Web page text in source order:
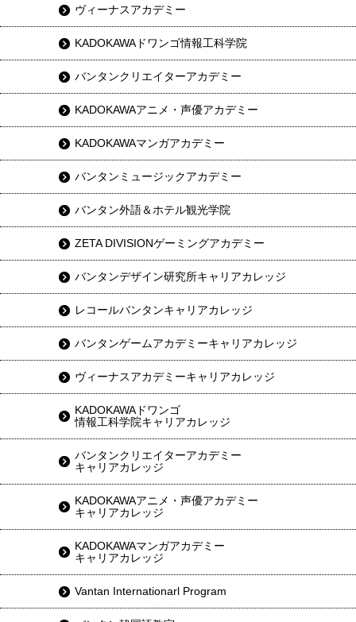
ヴィーナスアカデミー
KADOKAWAドワンゴ情報工科学院
バンタンクリエイターアカデミー
KADOKAWAアニメ・声優アカデミー
KADOKAWAマンガアカデミー
バンタンミュージックアカデミー
バンタン外語＆ホテル観光学院
ZETA DIVISIONゲーミングアカデミー
バンタンデザイン研究所キャリアカレッジ
レコールバンタンキャリアカレッジ
バンタンゲームアカデミーキャリアカレッジ
ヴィーナスアカデミーキャリアカレッジ
KADOKAWAドワンゴ
情報工科学院キャリアカレッジ
バンタンクリエイターアカデミー
キャリアカレッジ
KADOKAWAアニメ・声優アカデミー
キャリアカレッジ
KADOKAWAマンガアカデミー
キャリアカレッジ
Vantan Internationarl Program